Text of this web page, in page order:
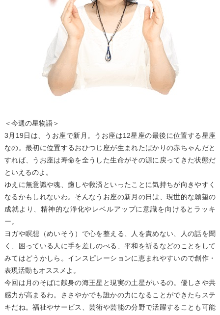
＜今週の星物語＞
3月19日は、うお座で新月。うお座は12星座の最後に位置する星座
なの。最初に位置するおひつじ座が生まれたばかりの赤ちゃんだと
すれば、うお座は寿命を全うした生命がその源に戻ってきた状態だ
といえるのよ。
ゆえに無意識や魂、癒しや救済といったことに気持ちが向きやすく
なるかもしれないわ。そんなうお座の新月の日は、現世的な願望の
成就より、精神的な浄化やレベルアップに意識を向けるとラッキ
ー。
ヨガや瞑想（めいそう）で心を整える、人を責めない、人の話を聞
く、困っている人に手を差しのべる、平和を祈るなどのことをして
みてはどうかしら。インスピレーションに恵まれやすいので創作・
表現活動もオススメよ。
今回は月のそばに献身の海王星と現実の土星がいるの。優しさや共
感力が高まるわ。ささやかでも誰かの力になることができたらステ
キだね。福祉やサービス、芸術や芸能の分野で活躍することも可能